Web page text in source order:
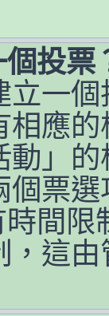
投票
立一
相應
動」
個票
間
，這